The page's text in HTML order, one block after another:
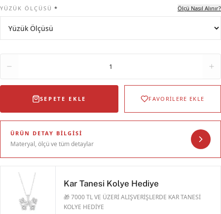
YÜZÜK ÖLÇÜSÜ * Ölçü Nasıl Alınır?
1
SEPETE EKLE FAVORİLERE EKLE
ÜRÜN DETAY BILGISI
Materyal, ölçü ve tüm detaylar
Kar Tanesi Kolye Hediye
🎁 7000 TL VE ÜZERİ ALIŞVERİŞLERDE KAR TANESİ
KOLYE HEDİYE